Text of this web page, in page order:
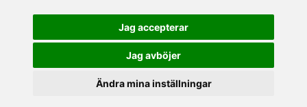
Jag accepterar
Jag avböjer
Ändra mina inställningar